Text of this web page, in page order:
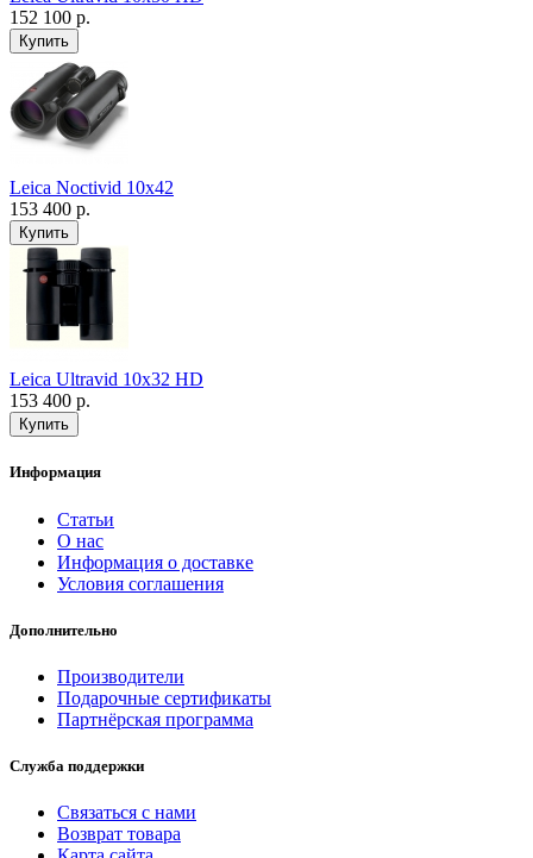
152 100 р.
Leica Noctivid 10x42
153 400 р.
Leica Ultravid 10x32 HD
153 400 р.
Информация
Статьи
О нас
Информация о доставке
Условия соглашения
Дополнительно
Производители
Подарочные сертификаты
Партнёрская программа
Служба поддержки
Связаться с нами
Возврат товара